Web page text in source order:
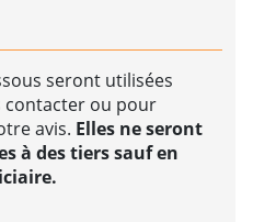
seront utilisées
ou pour
avis. Elles ne seront
à des tiers sauf en